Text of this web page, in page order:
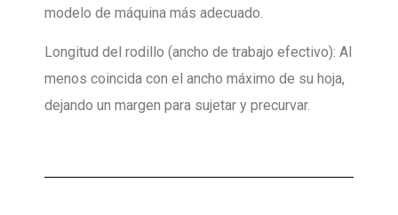
modelo de máquina más adecuado.
Longitud del rodillo (ancho de trabajo efectivo): Al
menos coincida con el ancho máximo de su hoja,
dejando un margen para sujetar y precurvar.